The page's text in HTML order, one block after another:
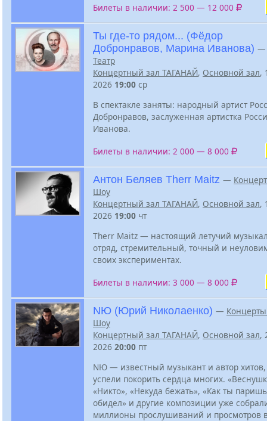
Билеты в наличии: 2 500 — 12 000
Ты где-то рядом... (Фёдор
Добронравов, Марина Иванова) —
Театр
Концертный зал ТАГАНАЙ, Основной зал,
2026 19:00 ср
В спектакле заняты: народный артист
Добронравов, заслуженная артистка
Иванова.
Билеты в наличии: 2 000 — 8 000
Антон Беляев Therr Maitz —
Шоу
Концертный зал ТАГАНАЙ, Основной зал,
2026 19:00 чт
Therr Maitz — настоящий летучий
отряд, стремительный, точный и
своих экспериментах.
Билеты в наличии: 3 000 — 8 000
NЮ (Юрий Николаенко) —
Шоу
Концертный зал ТАГАНАЙ, Основной зал,
2026 20:00 пт
NЮ — известный музыкант и автор
успели покорить сердца многих.
«Никто», «Некуда бежать», «Как ты
обидел» и другие композиции уже
миллионы прослушиваний и просмотров